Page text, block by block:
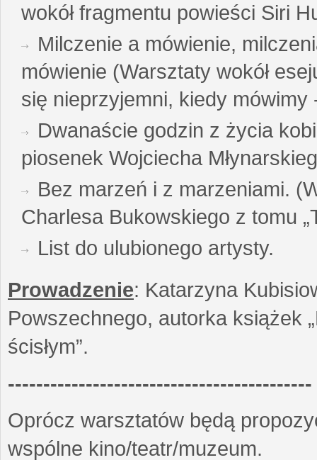
wokół fragmentu powieści Siri
Milczenie a mówienie,
mówienie (Warsztaty wokół
się nieprzyjemni, kiedy mówimy
Dwanaście godzin z życia
piosenek Wojciecha
Bez marzeń i z marzeniami.
Charlesa Bukowskiego z tomu
List do ulubionego artysty.
Prowadzenie: Katarzyna
Powszechnego, autorka książek
ścisłym”.
-------------------------------------------
Oprócz warsztatów będą
wspólne kino/teatr/muzeum.